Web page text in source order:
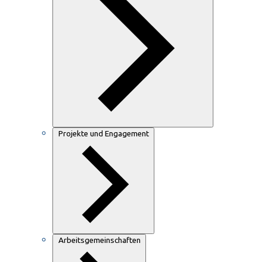
Projekte und Engagement
Arbeitsgemeinschaften